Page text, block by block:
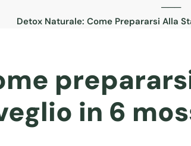
───
Detox Naturale: Come Prepararsi Alla
in 6